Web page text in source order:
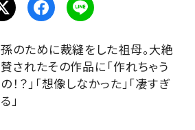
孫のために裁縫をした祖母。大絶
賛されたその作品に「作れちゃう
の！？」「想像しなかった」「凄すぎ
る」